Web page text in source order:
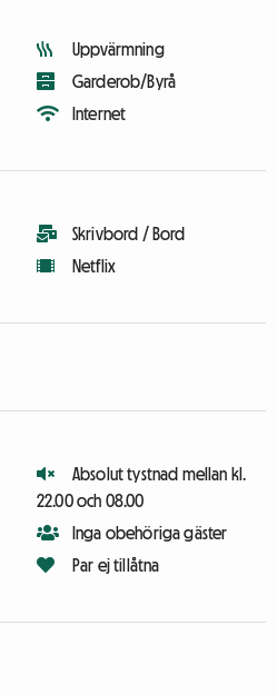
Uppvärmning
Garderob/Byrå
Internet
Skrivbord / Bord
Netflix
Absolut tystnad mellan kl.
22.00 och 08.00
Inga obehöriga gäster
Par ej tillåtna